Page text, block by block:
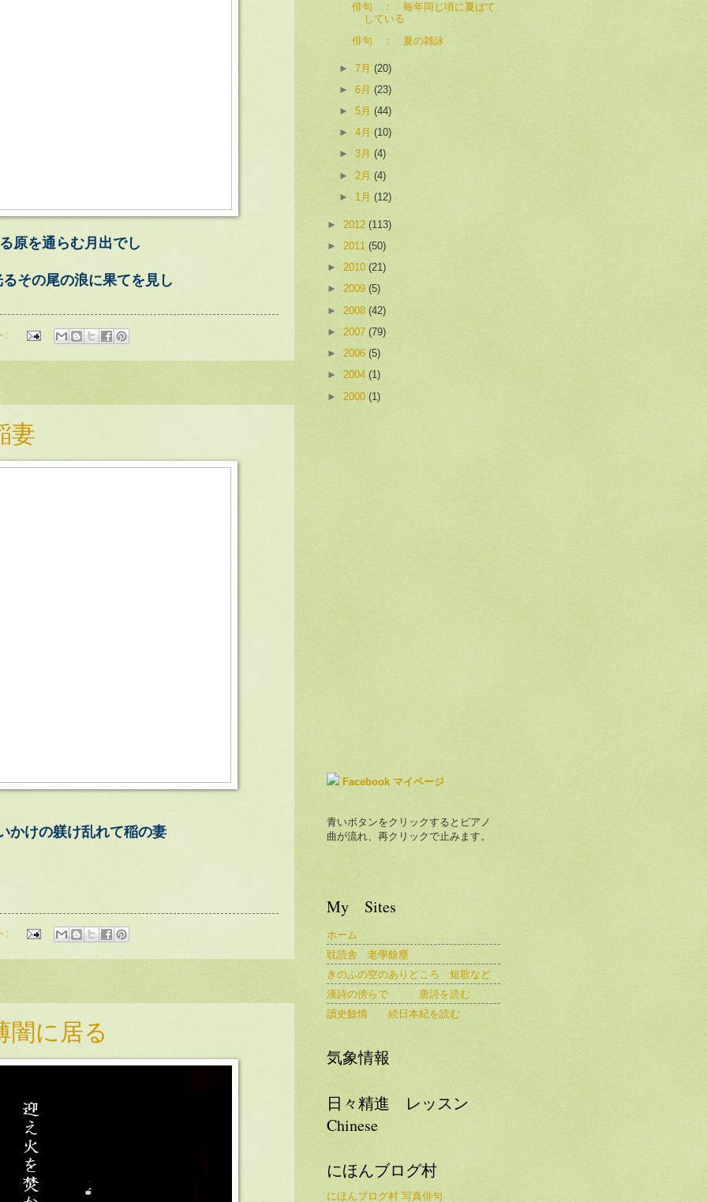
原を通らむ月出でし
その尾の浪に果てを見し
:
かけの躾け乱れて稲の妻
:
に居る
俳句 ： 毎年同じ頃に夏ばて
している
俳句 ： 夏の雑詠
►7月(20)
►6月(23)
►5月(44)
►4月(10)
►3月(4)
► 2月(4)
► 1月(12)
► 2012 (113)
► 2011 (50)
► 2010 (21)
► 2009 (5)
► 2008 (42)
► 2007 (79)
► 2006 (5)
► 2004 (1)
► 2000 (1)
Facebook マイページ
青いボタンをクリックするとピアノ
曲が流れ、再クリックで止みます。
My Sites
ホーム
耽読舎 老學餘塵
きのふの空のありどころ 短歌など
漢詩の傍らで 唐詩を読む
讀史餘情 続日本紀を読む
気象情報
日々精進 レッスン
Chinese
にほんブログ村
にほんブログ村 写真俳句